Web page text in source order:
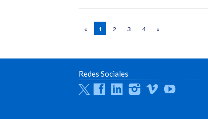
« 1 2 3 4 »
Redes Sociales
TwitterFacebookLinkedinInstagram
Vimeo